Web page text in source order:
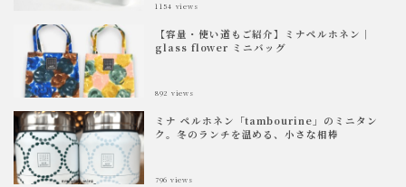
1154 views
【容量・使い道もご紹介】ミナペルホネン｜
glass flower ミニバッグ
892 views
ミナ ペルホネン「tambourine」のミニタン
ク。冬のランチを温める、小さな相棒
796 views